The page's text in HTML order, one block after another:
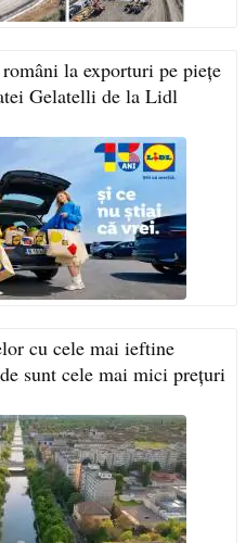
la exporturi pe piețe
Gelatelli de la Lidl
cu cele mai ieftine
sunt cele mai mici prețuri